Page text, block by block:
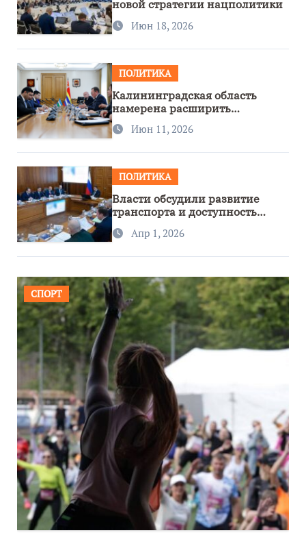
новой стратегии нацполитики
Июн 18, 2026
ПОЛИТИКА
Калининградская область
намерена расширить
сотрудничество с Узбекистаном
Июн 11, 2026
ПОЛИТИКА
Власти обсудили развитие
транспорта и доступность
региона
Апр 1, 2026
СПОРТ